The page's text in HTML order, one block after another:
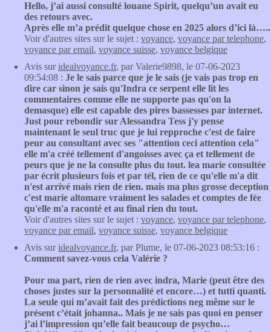
Hello, j’ai aussi consulté louane Spirit, quelqu’un avait eu
des retours avec.
Après elle m’a prédit quelque chose en 2025 alors d’ici là…..
Voir d'autres sites sur le sujet : voyance, voyance par telephone,
voyance par email, voyance suisse, voyance belgique
Avis suridealvoyance.fr, par Valerie9898, le 07-06-2023
09:54:08 : Je le sais parce que je le sais (je vais pas trop en
dire car sinon je sais qu'Indra ce serpent elle lit les
commentaires comme elle ne supporte pas qu'on la
demasque) elle est capable des pires bassesses par internet.
Just pour rebondir sur Alessandra Tess j'y pense
maintenant le seul truc que je lui repproche c'est de faire
peur au consultant avec ses "attention ceci attention cela"
elle m'a créé tellement d'angoisses avec ça et tellement de
peurs que je ne la consulte plus du tout. lea marie consultée
par écrit plusieurs fois et par tél, rien de ce qu'elle m'a dit
n'est arrivé mais rien de rien. mais ma plus grosse deception
c'est marie altomare vraiment les salades et comptes de fée
qu'elle m'a raconté et au final rien du tout.
Voir d'autres sites sur le sujet : voyance, voyance par telephone,
voyance par email, voyance suisse, voyance belgique
Avis suridealvoyance.fr, par Plume, le 07-06-2023 08:53:16 :
Comment savez-vous cela Valérie ?
Pour ma part, rien de rien avec indra, Marie (peut être des
choses justes sur la personnalité et encore…) et tutti quanti.
La seule qui m’avait fait des prédictions neg même sur le
présent c’était johanna.. Mais je ne sais pas quoi en penser
j’ai l’impression qu’elle fait beaucoup de psycho…